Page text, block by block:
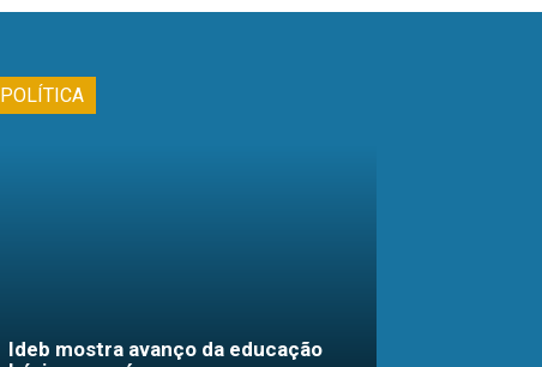
POLÍTICA
Ideb mostra avanço da educação